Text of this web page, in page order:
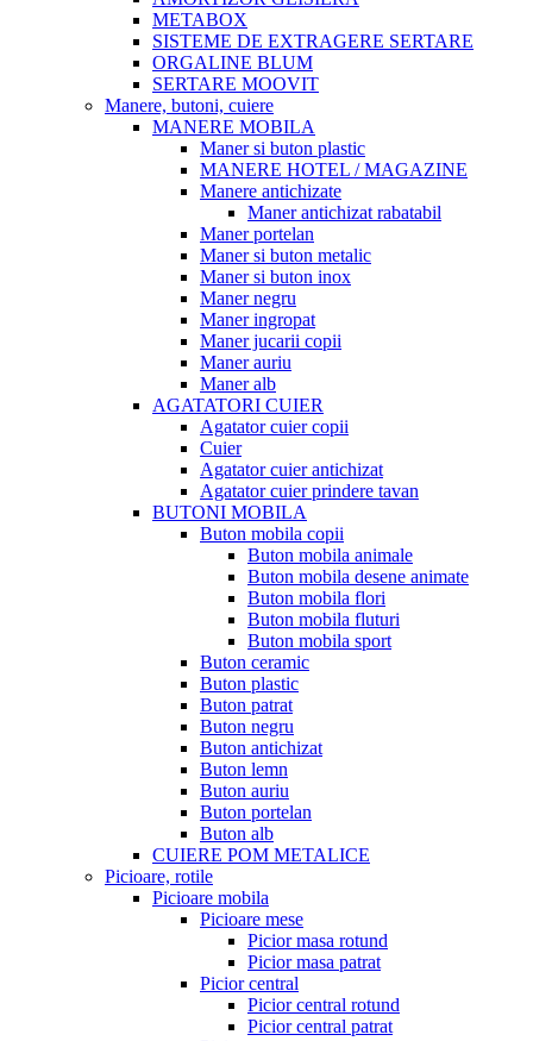
METABOX
SISTEME DE EXTRAGERE SERTARE
ORGALINE BLUM
SERTARE MOOVIT
Manere, butoni, cuiere
MANERE MOBILA
Maner si buton plastic
MANERE HOTEL / MAGAZINE
Manere antichizate
Maner antichizat rabatabil
Maner portelan
Maner si buton metalic
Maner si buton inox
Maner negru
Maner ingropat
Maner jucarii copii
Maner auriu
Maner alb
AGATATORI CUIER
Agatator cuier copii
Cuier
Agatator cuier antichizat
Agatator cuier prindere tavan
BUTONI MOBILA
Buton mobila copii
Buton mobila animale
Buton mobila desene animate
Buton mobila flori
Buton mobila fluturi
Buton mobila sport
Buton ceramic
Buton plastic
Buton patrat
Buton negru
Buton antichizat
Buton lemn
Buton auriu
Buton portelan
Buton alb
CUIERE POM METALICE
Picioare, rotile
Picioare mobila
Picioare mese
Picior masa rotund
Picior masa patrat
Picior central
Picior central rotund
Picior central patrat